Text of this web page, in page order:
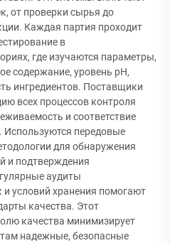
от проверки сырья до
Каждая партия проходит
в
где изучаются параметры,
содержание, уровень pH,
ингредиентов. Поставщики
всех процессов контроля
и соответствие
передовые
для обнаружения
и подтверждения
аудиты
условий хранения помогают
качества. Этот
качества минимизирует
надежные, безопасные